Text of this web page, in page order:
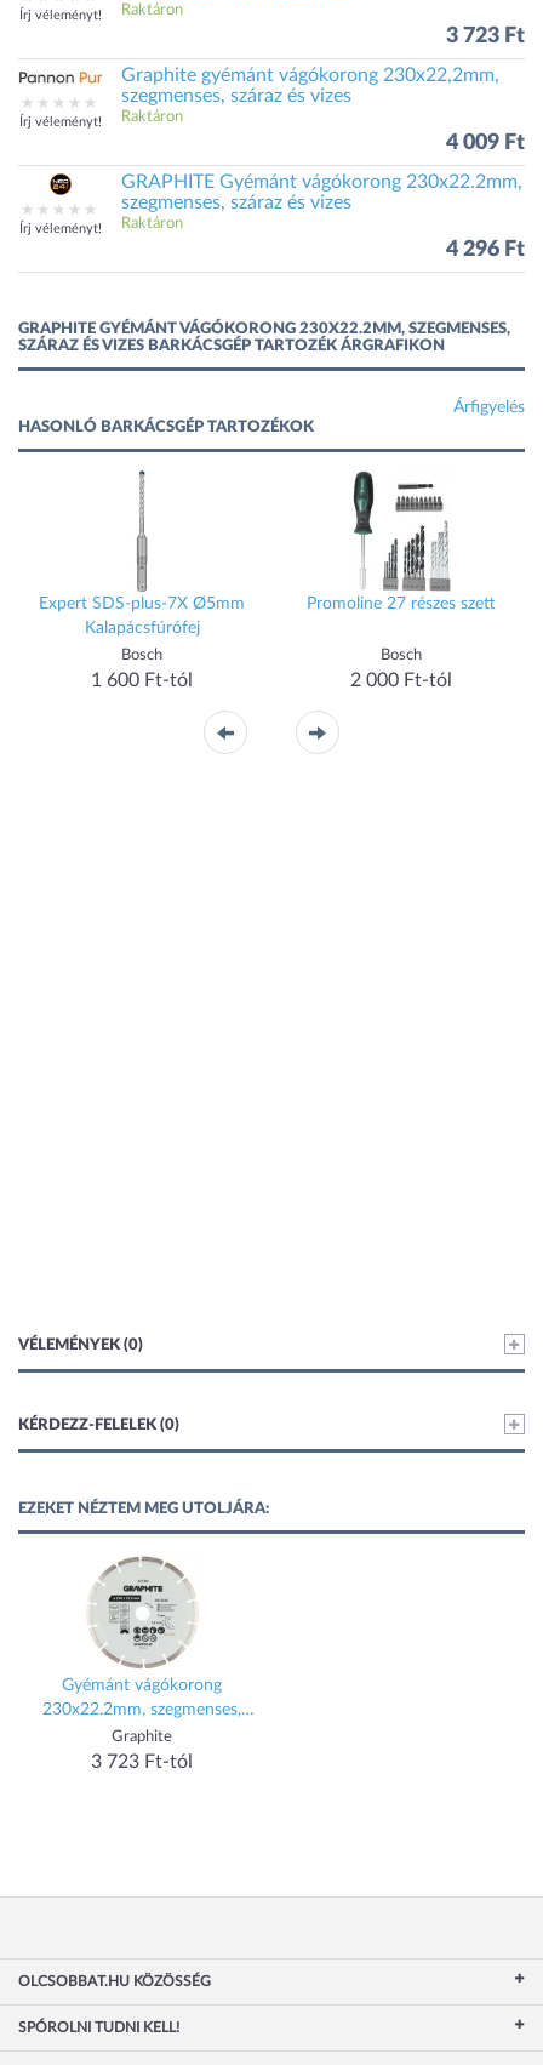
Írj véleményt! Raktáron
3 723 Ft
Írj véleményt!
Graphite gyémánt vágókorong 230x22,2mm,
szegmenses, száraz és vizes
Raktáron
4 009 Ft
Írj véleményt!
GRAPHITE Gyémánt vágókorong 230x22.2mm,
szegmenses, száraz és vizes
Raktáron
4 296 Ft
GRAPHITE GYÉMÁNT VÁGÓKORONG 230X22.2MM, SZEGMENSES,
SZÁRAZ ÉS VIZES BARKÁCSGÉP TARTOZÉK ÁRGRAFIKON
Árfigyelés
HASONLÓ BARKÁCSGÉP TARTOZÉKOK
Expert SDS-plus-7X Ø5mm
Kalapácsfúrófej
Bosch
1 600 Ft-tól
Promoline 27 részes szett
Bosch
2 000 Ft-tól
VÉLEMÉNYEK (0)
KÉRDEZZ-FELELEK (0)
EZEKET NÉZTEM MEG UTOLJÁRA:
Gyémánt vágókorong
230x22.2mm, szegmenses,
száraz és vizes
Graphite
3 723 Ft-tól
OLCSOBBAT.HU KÖZÖSSÉG
SPÓROLNI TUDNI KELL!